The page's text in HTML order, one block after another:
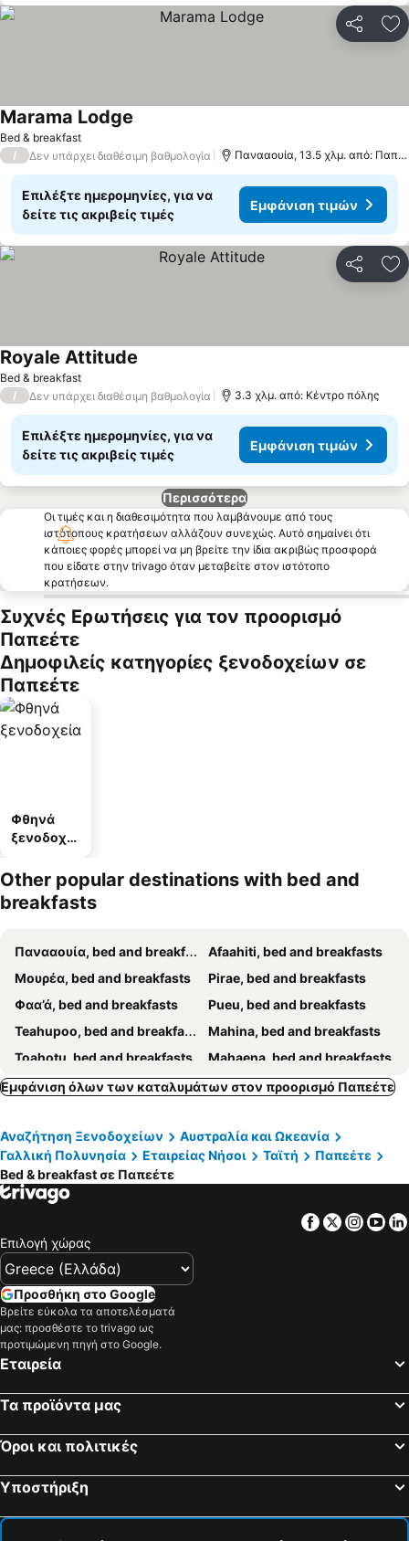
Bed & breakfast
Marama Lodge
/ Δεν υπάρχει διαθέσιμη βαθμολογία Πανααουία, 13.5 χλμ. από:
Επιλέξτε ημερομηνίες, για να
δείτε τις ακριβείς τιμές
Εμφάνιση τιμών
Bed & breakfast
Royale Attitude
/ Δεν υπάρχει διαθέσιμη βαθμολογία 3.3 χλμ. από: Κέντρο πόλης
Επιλέξτε ημερομηνίες, για να
δείτε τις ακριβείς τιμές
Εμφάνιση τιμών
Περισσότερα
Οι τιμές και η διαθεσιμότητα που λαμβάνουμε από τους
ιστότοπους κρατήσεων αλλάζουν συνεχώς. Αυτό σημαίνει ότι
κάποιες φορές μπορεί να μη βρείτε την ίδια ακριβώς προσφορά
που είδατε στην trivago όταν μεταβείτε στον ιστότοπο
κρατήσεων.
Συχνές Ερωτήσεις για τον προορισμό
Παπεέτε
Δημοφιλείς κατηγορίες ξενοδοχείων σε
Παπεέτε
Φθηνά
ξενοδοχεί
Other popular destinations with bed and
breakfasts
Πανααουία, bed and breakfasts
Afaahiti, bed and breakfasts
Μουρέα, bed and breakfasts
Pirae, bed and breakfasts
Φαα’ά, bed and breakfasts
Pueu, bed and breakfasts
Teahupoo, bed and breakfasts
Mahina, bed and breakfasts
Toahotu, bed and breakfasts
Mahaena, bed and breakfasts
Mataiea, bed and breakfasts
Papara, bed and breakfasts
Εμφάνιση όλων των καταλυμάτων στον προορισμό Παπεέτε
Αναζήτηση Ξενοδοχείων
Αυστραλία και Ωκεανία
Γαλλική Πολυνησία
Εταιρείας Νήσοι Ταϊτή
Παπεέτε
Bed & breakfast σε Παπεέτε
Facebook
Twitter
Επιλογή χώρας
Προσθήκη στο Google
Βρείτε εύκολα τα αποτελέσματά
μας: προσθέστε το trivago ως
προτιμώμενη πηγή στο Google.
Εταιρεία
Τα προϊόντα μας
Όροι και πολιτικές
Υποστήριξη